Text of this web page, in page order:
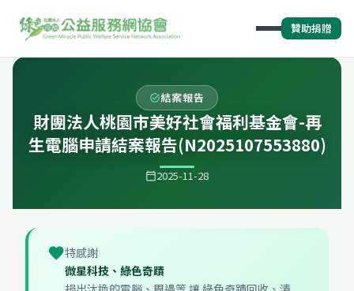
贊助捐贈
task_alt結案報告
財團法人桃園市美好社會福利基金會-再
生電腦申請結案報告(N2025107553880)
calendar_today2025-11-28
favorite特感謝
微星科技、綠色奇蹟